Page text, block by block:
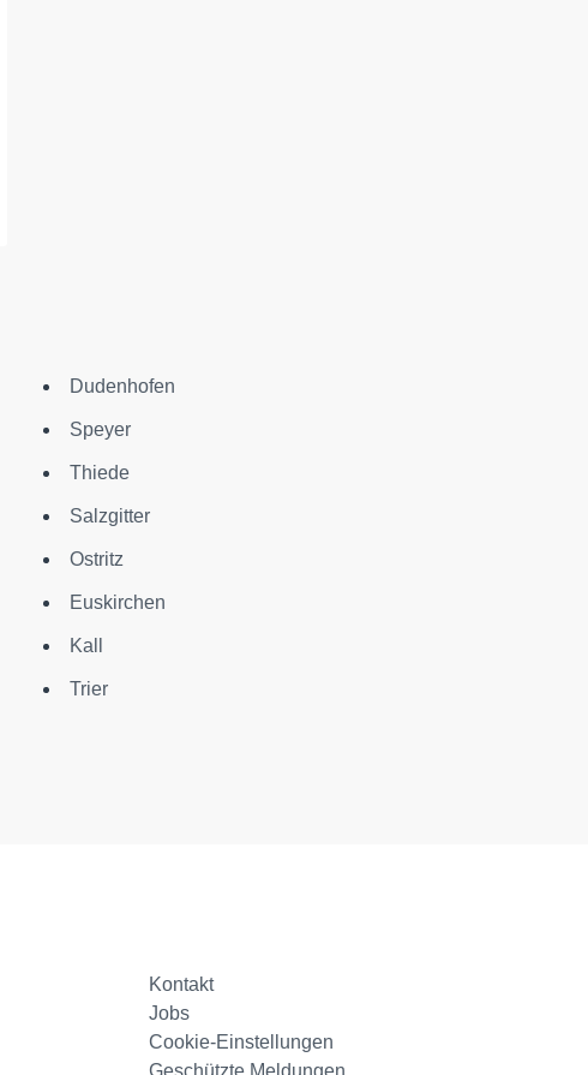
Dudenhofen
Speyer
Thiede
Salzgitter
Ostritz
Euskirchen
Kall
Trier
Kontakt
Jobs
Cookie-Einstellungen